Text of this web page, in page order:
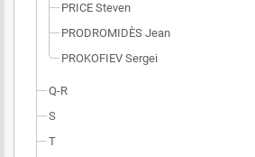
PRICE Steven
PRODROMIDÈS Jean
PROKOFIEV Sergei
Q-R
S
T